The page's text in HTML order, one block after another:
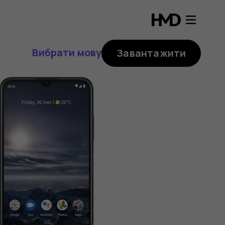
Вибрати мову Завантажити